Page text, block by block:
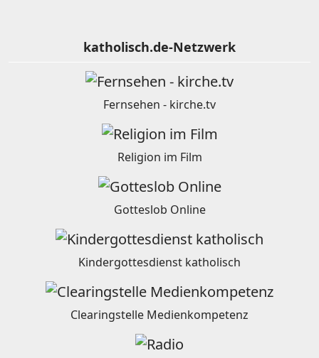
katholisch.de-Netzwerk
Fernsehen - kirche.tv
Religion im Film
Gotteslob Online
Kindergottesdienst katholisch
Clearingstelle Medienkompetenz